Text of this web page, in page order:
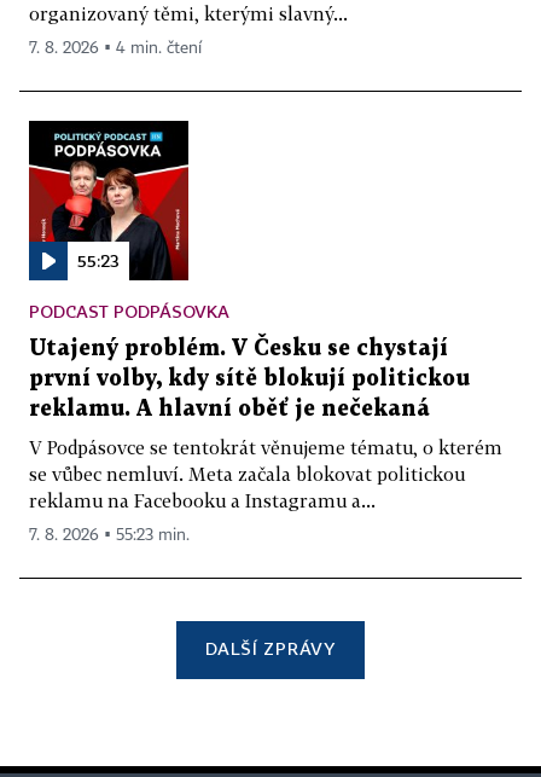
organizovaný těmi, kterými slavný...
7. 8. 2026 ▪ 4 min. čtení
55:23
PODCAST PODPÁSOVKA
Utajený problém. V Česku se chystají
první volby, kdy sítě blokují politickou
reklamu. A hlavní oběť je nečekaná
V Podpásovce se tentokrát věnujeme tématu, o kterém
se vůbec nemluví. Meta začala blokovat politickou
reklamu na Facebooku a Instagramu a...
7. 8. 2026 ▪ 55:23 min.
DALŠÍ ZPRÁVY